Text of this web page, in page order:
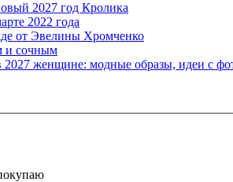
2027 год Кролика
2022 года
от Эвелины Хромченко
и сочным
2027 женщине: модные образы, идеи с